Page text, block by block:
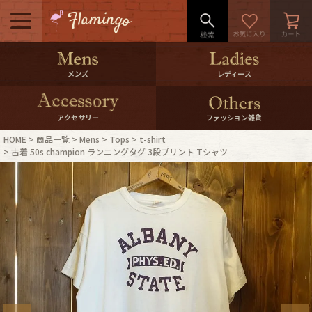
メニュー
500pt＆10％Offクーポンプレゼン
ト
10％0ffクーポンプレゼント
ログイン・会員登録 LINE ID連携
お気に入り マイページ
ご利用ガイド International Shipping
店舗紹介 特集一覧
メンズ レディース
アクセサリー ファッション雑貨
HOME 商品一覧 Mens Tops
t-shirt
古着 50s champion ランニングタグ 3段プリント Tシャツ